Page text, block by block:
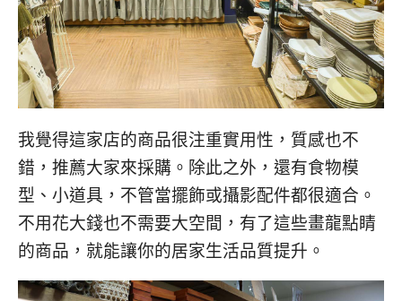
我覺得這家店的商品很注重實用性，質感也不
錯，推薦大家來採購。除此之外，還有食物模
型、小道具，不管當擺飾或攝影配件都很適合。
不用花大錢也不需要大空間，有了這些畫龍點睛
的商品，就能讓你的居家生活品質提升。